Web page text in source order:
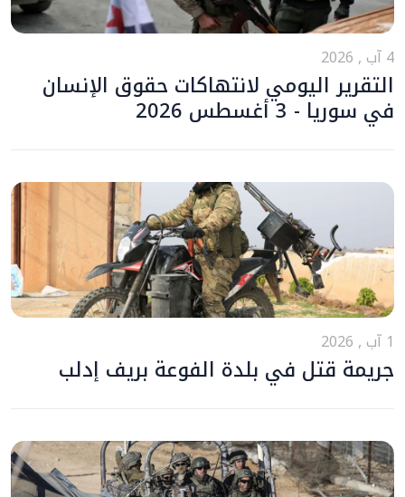
4 آب , 2026
التقرير اليومي لانتهاكات حقوق الإنسان
في سوريا - 3 أغسطس 2026
1 آب , 2026
جريمة قتل في بلدة الفوعة بريف إدلب